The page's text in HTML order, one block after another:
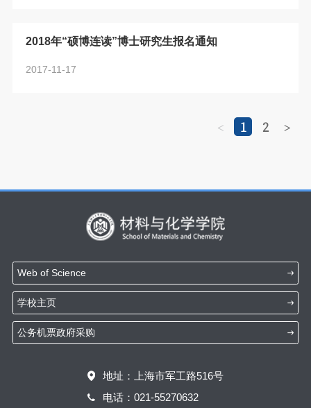
2018年“硕博连读”博士研究生报名通知
2017-11-17
< 1 2 >
Web of Science
学校主页
公务机票政府采购
地址：上海市军工路516号
电话：021-55270632